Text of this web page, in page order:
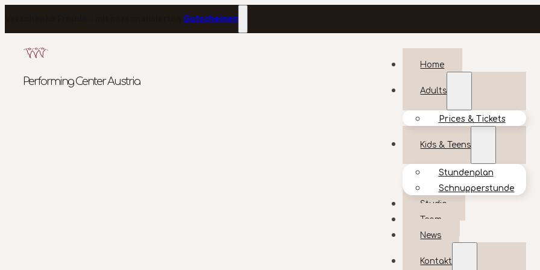
Gutscheinen
Performing Center Austria
Home
Adults
Prices & Tickets
Kids & Teens
Stundenplan
Schnupperstunde
Studio
Team
News
Kontakt